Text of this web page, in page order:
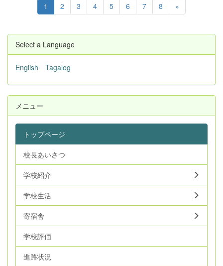
1 2 3 4 5 6 7 8 »
Select a Language
English Tagalog
メニュー
トップページ
校長あいさつ
学校紹介
学校生活
寄宿舎
学校評価
進路状況